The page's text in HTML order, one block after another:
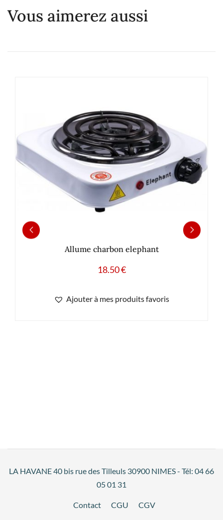
Vous aimerez aussi
Allume charbon elephant
18.50€
Ajouter à mes produits favoris
LA HAVANE 40 bis rue des Tilleuls 30900 NIMES - Tél: 04 66
05 01 31
Contact CGU CGV